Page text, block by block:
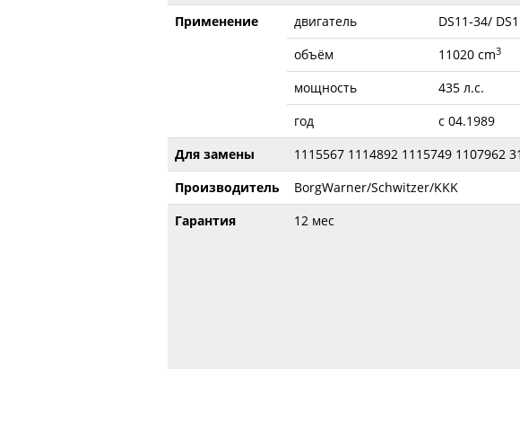
Применение
двигатель
DS11-34/
объём
11020 cm3
мощность
435 л.с.
год
с 04.1989
Для замены
1115567 1114892 1115749 1107962
Производитель
BorgWarner/Schwitzer/KKK
Гарантия
12 мес